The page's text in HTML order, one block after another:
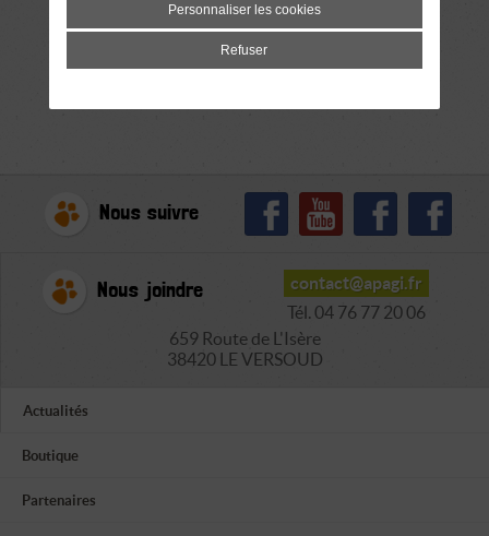
Nous suivre
Nous joindre
contact@apagi.fr
Tél. 04 76 77 20 06
659 Route de L'Isère
38420 LE VERSOUD
Actualités
Boutique
Partenaires
Personnaliser les cookies
Refuser